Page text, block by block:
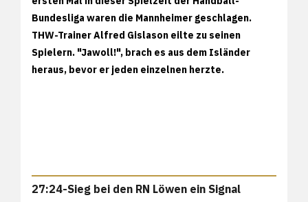
Bundesliga waren die Mannheimer geschlagen.
THW-Trainer Alfred Gislason eilte zu seinen
Spielern. "Jawoll!", brach es aus dem Isländer
heraus, bevor er jeden einzelnen herzte.
27:24-Sieg bei den RN Löwen ein Signal